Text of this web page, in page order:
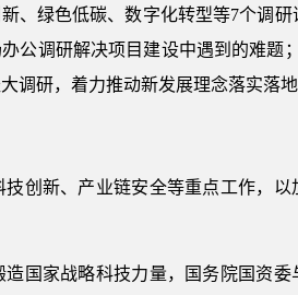
、绿色低碳、数字化转型等7个调研
公调研解决项目建设中遇到的难题
调研，着力推动新发展理念落实落地
创新、产业链安全等重点工作，以
国家战略科技力量，国务院国资委